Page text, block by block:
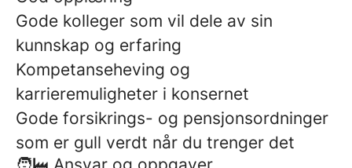
Gode kolleger som vil dele av sin
kunnskap og erfaring
Kompetanseheving og
karrieremuligheter i konsernet
Gode forsikrings- og pensjonsordninger
som er gull verdt når du trenger det